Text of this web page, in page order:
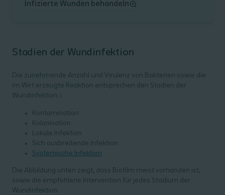
Infizierte Wunden behandeln
Stadien der Wundinfektion
Die zunehmende Anzahl und Virulenz von Bakterien sowie die
im Wirt erzeugte Reaktion entsprechen den Stadien der
Wundinfektion.
Kontamination
Kolonisation
Lokale Infektion
Sich ausbreitende Infektion
Systemische Infektion
Die Abbildung unten zeigt, dass Biofilm meist vorhanden ist,
sowie die empfohlene Intervention für jedes Stadium der
Wundinfektion.